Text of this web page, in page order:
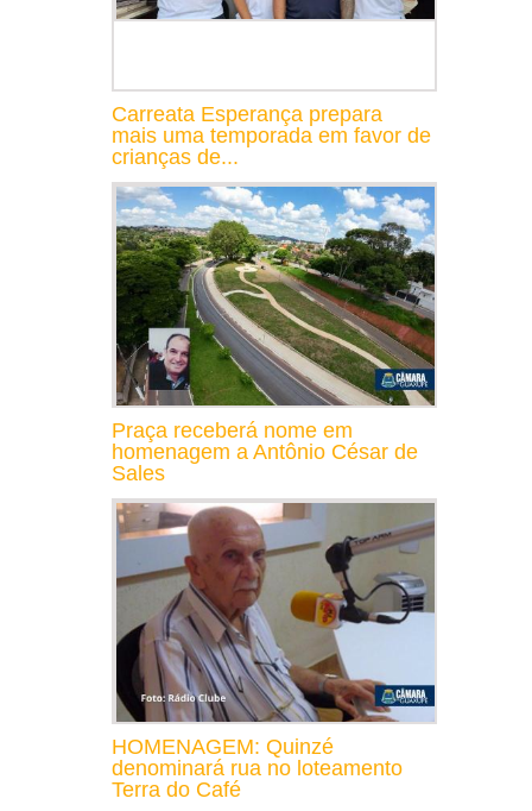
Carreata Esperança prepara
mais uma temporada em favor de
crianças de...
Praça receberá nome em
homenagem a Antônio César de
Sales
HOMENAGEM: Quinzé
denominará rua no loteamento
Terra do Café